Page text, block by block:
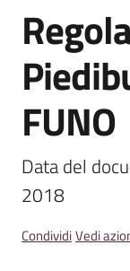
Novità
Servizi
Vivere
Argelato
Amministrazione
Salta al contenuto
FUNO
Data del
2018
CondividiVedi